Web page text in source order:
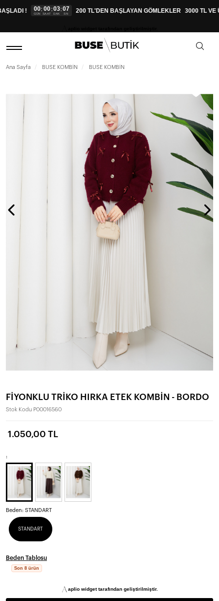
! 00
GÜN
:00
SAAT
:03
DAK
:06
SN 200 TL'DEN BAŞLAYAN GÖMLEKLER 3000 TL VE
Ana Sayfa BUSE KOMBİN BUSE KOMBİN
FİYONKLU TRİKO HIRKA ETEK KOMBİN - BORDO
Stok Kodu P00016560
1.050,00 TL
:
Beden: STANDART
STANDART
Beden Tablosu
Son 8 ürün
aplio widget tarafından geliştirilmiştir.